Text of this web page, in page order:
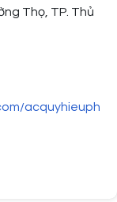
Thọ, TP. Thủ
acquyhieuph